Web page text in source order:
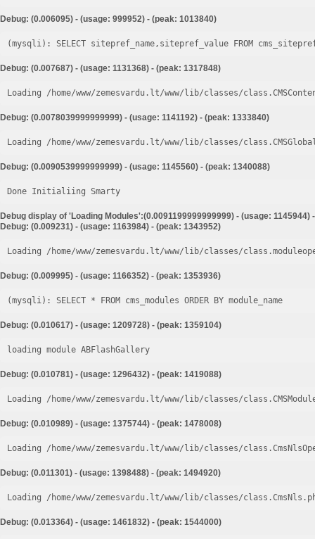
Debug: (0.006095) - (usage: 999952) - (peak: 1013840)
Debug: (0.007687) - (usage: 1131368) - (peak: 1317848)
Loading /home/www/zemesvardu.lt/www/lib/classes/
Debug: (0.0078039999999999) - (usage: 1141192) - (peak: 1333840)
Loading /home/www/zemesvardu.lt/www/lib/classes/
Debug: (0.0090539999999999) - (usage: 1145560) - (peak: 1340088)
Done Initialiing Smarty
Debug display of 'Loading Modules':(0.0091199999999999) - (usage: 1145944)
Debug: (0.009231) - (usage: 1163984) - (peak: 1343952)
Loading /home/www/zemesvardu.lt/www/lib/classes/
Debug: (0.009995) - (usage: 1166352) - (peak: 1353936)
Debug: (0.010617) - (usage: 1209728) - (peak: 1359104)
loading module ABFlashGallery
Debug: (0.010781) - (usage: 1296432) - (peak: 1419088)
Loading /home/www/zemesvardu.lt/www/lib/classes/
Debug: (0.010989) - (usage: 1375744) - (peak: 1478008)
Loading /home/www/zemesvardu.lt/www/lib/classes/
Debug: (0.011301) - (usage: 1398488) - (peak: 1494920)
Loading /home/www/zemesvardu.lt/www/lib/classes/
Debug: (0.013364) - (usage: 1461832) - (peak: 1544000)